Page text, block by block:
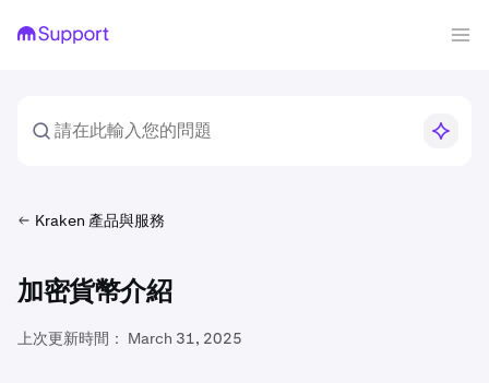
Kraken 產品與服務
加密貨幣介紹
上次更新時間： March 31, 2025